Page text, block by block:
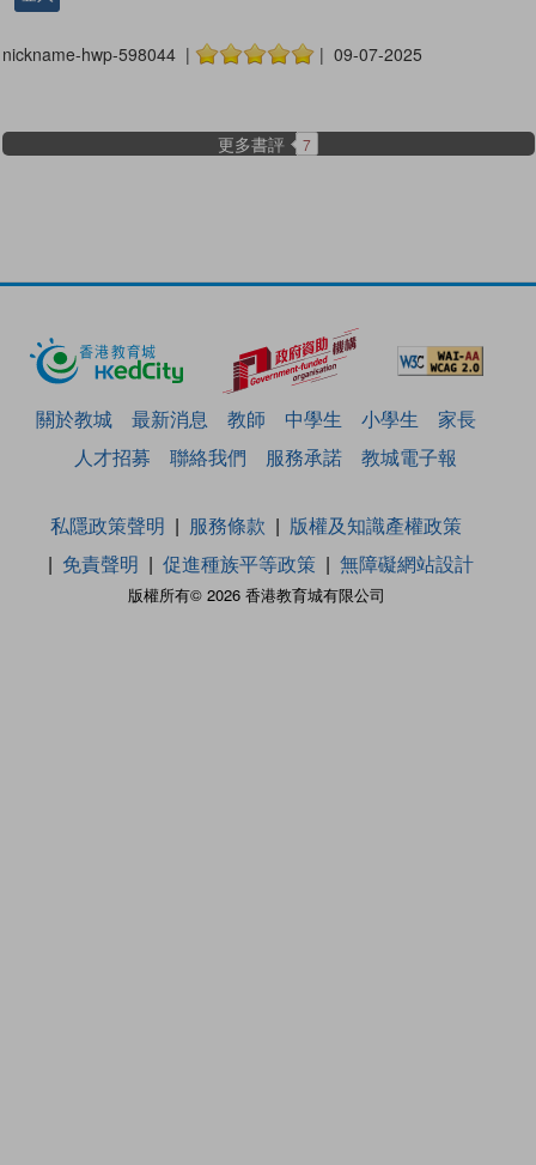
nickname-hwp-598044 | | 09-07-2025
更多書評 7
關於教城 最新消息 教師 中學生 小學生
家長
人才招募
聯絡我們 服務承諾 教城電子報
版權所有© 2026 香港教育城有限公司
私隱政策聲明 服務條款
版權及知識產權政策
免責聲明
促進種族平等政策 無障礙網站設計